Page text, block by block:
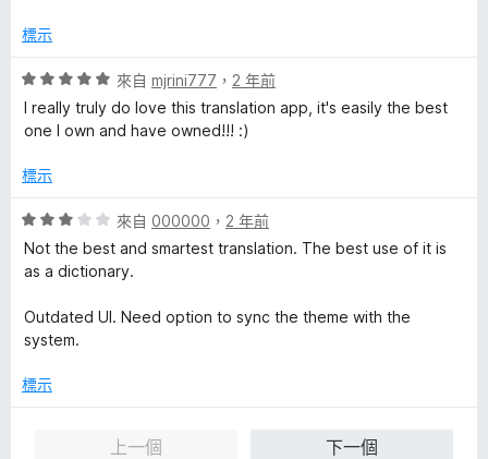
滿
5
分
標示
評
價
5
，
分
5
來自 mjrini777 ， 2 年前
I really truly do love this translation app, it's easily the best
one I own and have owned!!! :)
標示
評
價
3
，
滿
5
來自 000000 ， 2 年前
Not the best and smartest translation. The best use of it is
as a dictionary.
Outdated UI. Need option to sync the theme with the
system.
標示
上一個
下一個